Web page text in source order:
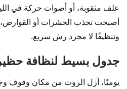
علف مثقوبة، أو أصوات حركة في
أصبحت تجذب الحشرات أو القوارض،
وتنظيفًا لا مجرد رش سريع.
جدول بسيط لنظافة
يوميًا، أزل الروث من مكان وقوف